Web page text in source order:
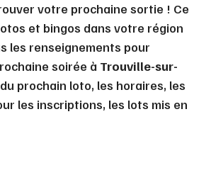
votre prochaine sortie ! Ce
et bingos dans votre région
les renseignements pour
soirée à Trouville-sur-
prochain loto, les horaires, les
les inscriptions, les lots mis en